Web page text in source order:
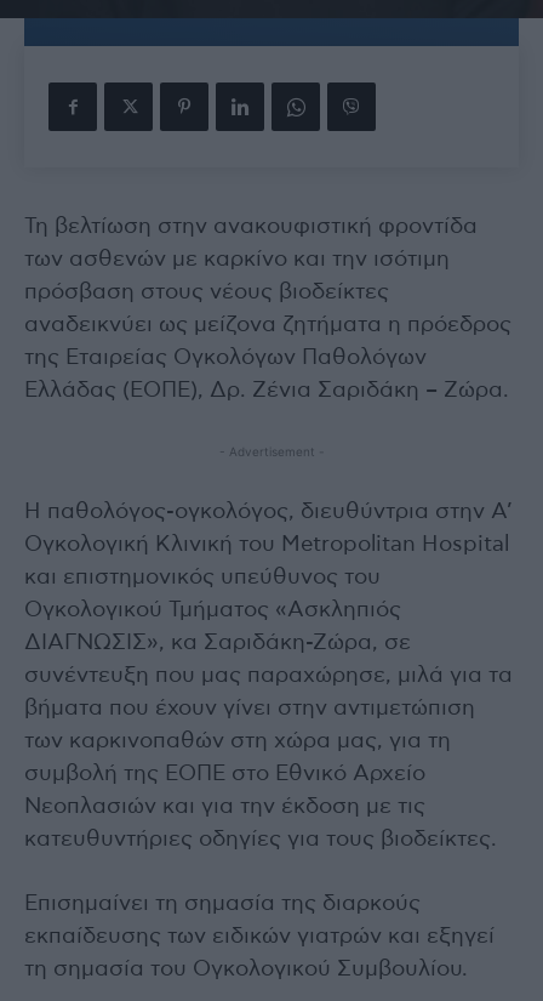
Τη βελτίωση στην ανακουφιστική φροντίδα
των ασθενών με καρκίνο και την ισότιμη
πρόσβαση στους νέους βιοδείκτες
αναδεικνύει ως μείζονα ζητήματα η πρόεδρος
της Εταιρείας Ογκολόγων Παθολόγων
Ελλάδας (ΕΟΠΕ), Δρ. Ζένια Σαριδάκη – Ζώρα.
- Advertisement -
Η παθολόγος-ογκολόγος, διευθύντρια στην Α’
Ογκολογική Κλινική του Metropolitan Hospital
και επιστημονικός υπεύθυνος του
Ογκολογικού Τμήματος «Ασκληπιός
ΔΙΑΓΝΩΣΙΣ», κα Σαριδάκη-Ζώρα, σε
συνέντευξη που μας παραχώρησε, μιλά για τα
βήματα που έχουν γίνει στην αντιμετώπιση
των καρκινοπαθών στη χώρα μας, για τη
συμβολή της ΕΟΠΕ στο Εθνικό Αρχείο
Νεοπλασιών και για την έκδοση με τις
κατευθυντήριες οδηγίες για τους βιοδείκτες.
Επισημαίνει τη σημασία της διαρκούς
εκπαίδευσης των ειδικών γιατρών και εξηγεί
τη σημασία του Ογκολογικού Συμβουλίου.